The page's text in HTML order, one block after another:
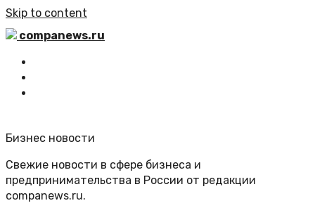
Skip to content
companews.ru
Бизнес новости
Свежие новости в сфере бизнеса и
предпринимательства в России от редакции
companews.ru.